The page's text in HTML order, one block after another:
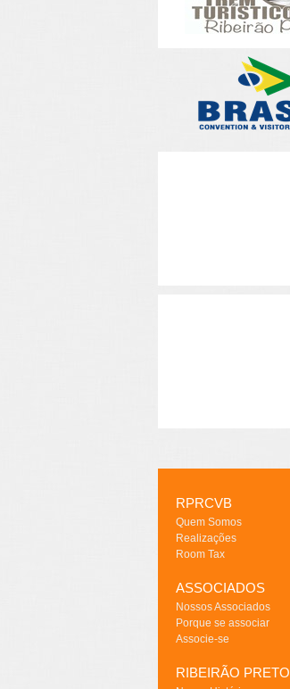
RPRCVB
Quem Somos
Realizações
Room Tax
ASSOCIADOS
Nossos Associados
Porque se associar
Associe-se
RIBEIRÃO PRETO